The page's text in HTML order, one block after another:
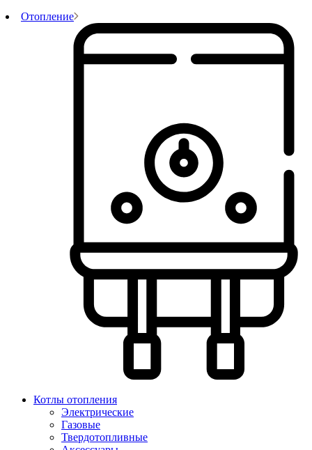
Отопление
Котлы отопления
Электрические
Газовые
Твердотопливные